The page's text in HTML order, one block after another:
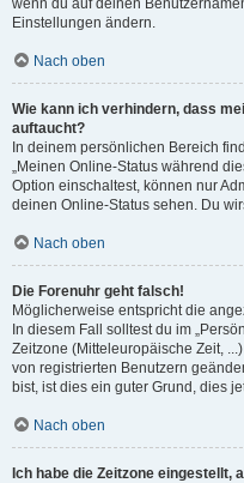
wenn du auf deinen
Einstellungen ändern.
Nach oben
Wie kann ich verhindern, dass
auftaucht?
In deinem persönlichen Bereich
„Meinen Online-Status während
Option einschaltest, können nur
deinen Online-Status sehen. Du
Nach oben
Die Forenuhr geht falsch!
Möglicherweise entspricht die
In diesem Fall solltest du im
Zeitzone (Mitteleuropäische Zeit,
von registrierten Benutzern
bist, ist dies ein guter Grund, dies
Nach oben
Ich habe die Zeitzone eingestellt,